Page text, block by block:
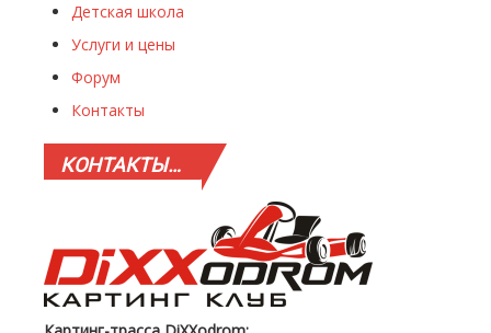
Детская школа
Услуги и цены
Форум
Контакты
КОНТАКТЫ…